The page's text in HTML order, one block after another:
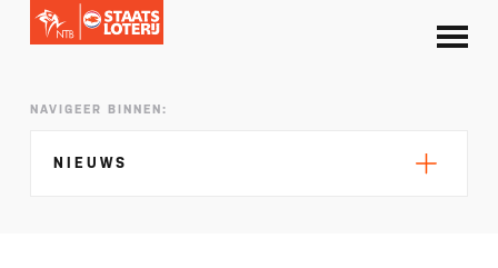
NAVIGEER BINNEN:
NIEUWS